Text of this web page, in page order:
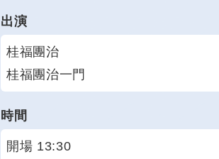
出演
桂福團治
桂福團治一門
時間
開場 13:30